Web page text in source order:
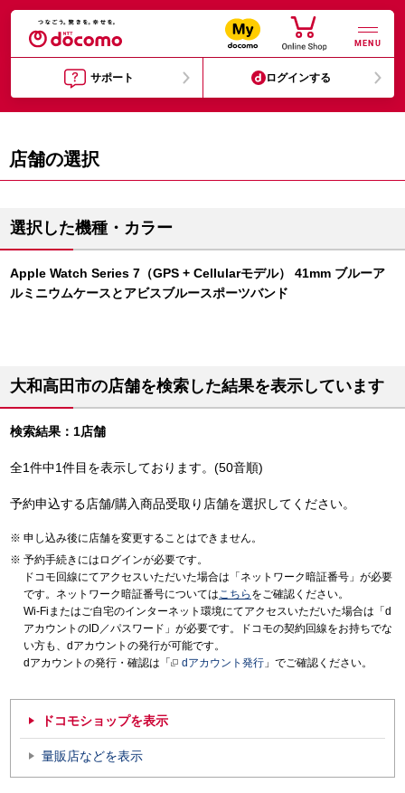
MENU
サポート ログインする
店舗の選択
選択した機種・カラー
Apple Watch Series 7（GPS + Cellularモデル） 41mm ブルーア
ルミニウムケースとアビスブルースポーツバンド
大和高田市の店舗を検索した結果を表示しています
検索結果：1店舗
全1件中1件目を表示しております。(50音順)
予約申込する店舗/購入商品受取り店舗を選択してください。
申し込み後に店舗を変更することはできません。
予約手続きにはログインが必要です。
ドコモ回線にてアクセスいただいた場合は「ネットワーク暗証番号」が必要
です。ネットワーク暗証番号についてはこちら をご確認ください。
Wi-Fiまたはご自宅のインターネット環境にてアクセスいただいた場合は「d
アカウントのID／パスワード」が必要です。ドコモの契約回線をお持ちでな
い方も、dアカウントの発行が可能です。
dアカウントの発行・確認は「
dアカウント発行 」でご確認ください。
ドコモショップを表示
量販店などを表示